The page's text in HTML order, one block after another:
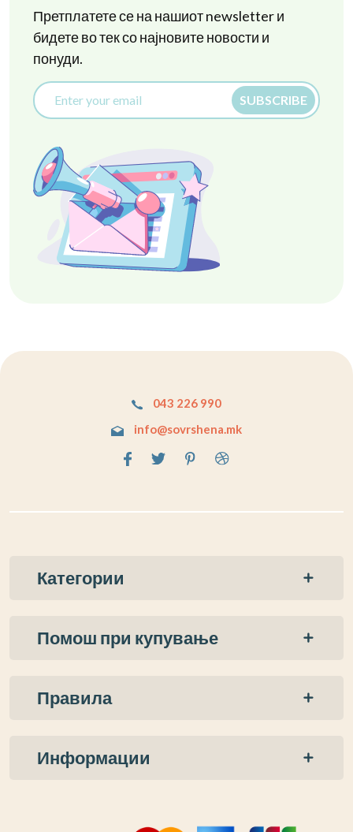
Претплатете се на нашиот newsletter и
бидете во тек со најновите новости и
понуди.
SUBSCRIBE
043 226 990
info@sovrshena.mk
Категории
Помош при купување
Правила
Информации